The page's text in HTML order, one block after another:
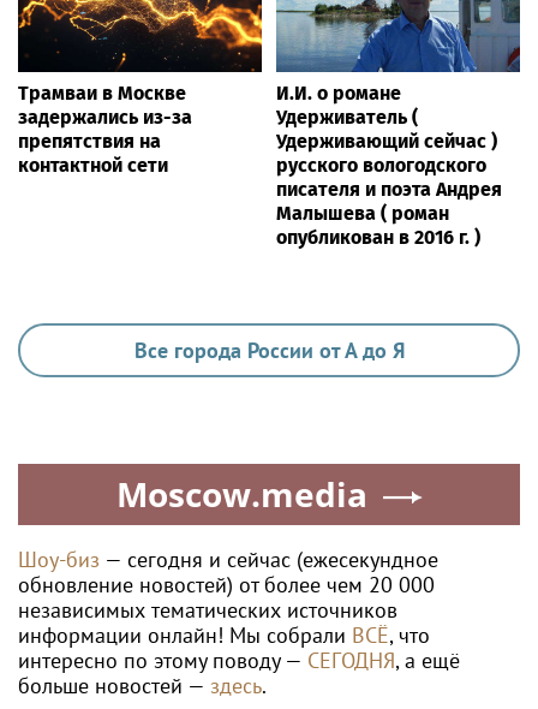
Трамваи в Москве
задержались из-за
препятствия на
контактной сети
И.И. о романе
Удерживатель (
Удерживающий сейчас )
русского вологодского
писателя и поэта Андрея
Малышева ( роман
опубликован в 2016 г. )
Все города России от А до Я
Moscow.media
Шоу-биз — сегодня и сейчас (ежесекундное
обновление новостей) от более чем 20 000
независимых тематических источников
информации онлайн! Мы собрали ВСЁ, что
интересно по этому поводу — СЕГОДНЯ, а ещё
больше новостей — здесь.